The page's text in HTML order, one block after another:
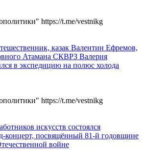
https://t.me/vestnikg
казак Валентин Ефремов,
Атамана СКВРЗ Валерия
в экспедицию на полюс холода
https://t.me/vestnikg
искусств состоялся
концерт, посвящённый 81-й годовщине
войне